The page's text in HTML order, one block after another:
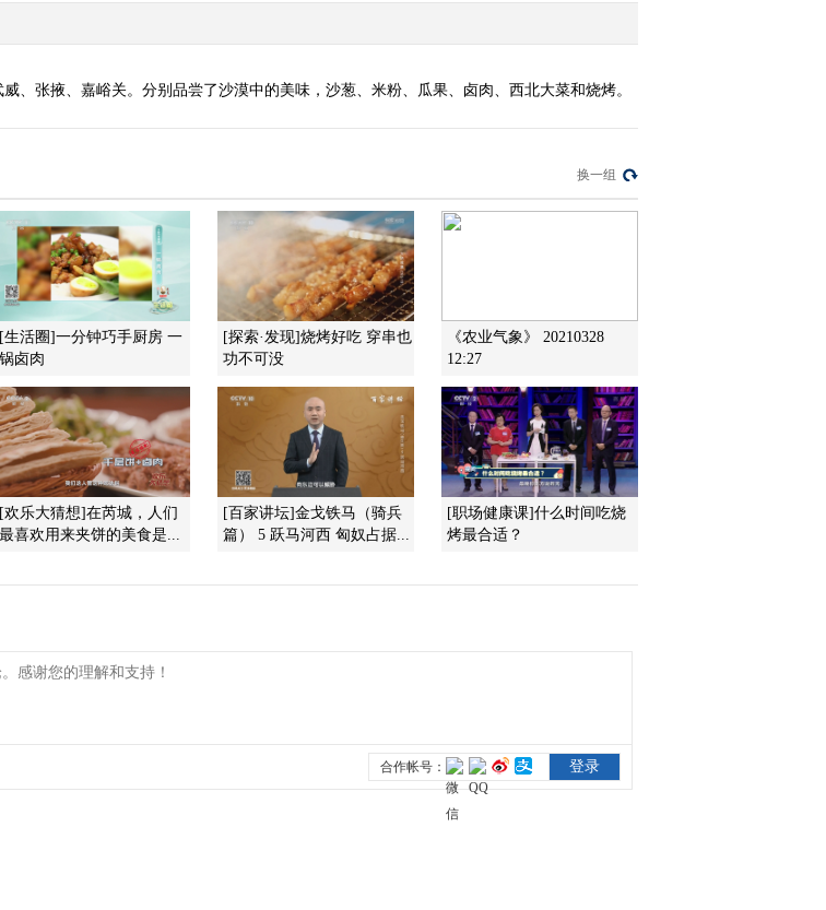
、张掖、嘉峪关。分别品尝了沙漠中的美味，沙葱、米粉、瓜果、卤肉、西北大菜和烧烤。
换一组
[生活圈]一分钟巧手厨房 一
锅卤肉
[探索·发现]烧烤好吃 穿串也
功不可没
《农业气象》 20210328
12:27
[欢乐大猜想]在芮城，人们
最喜欢用来夹饼的美食是...
[百家讲坛]金戈铁马（骑兵
篇） 5 跃马河西 匈奴占据...
[职场健康课]什么时间吃烧
烤最合适？